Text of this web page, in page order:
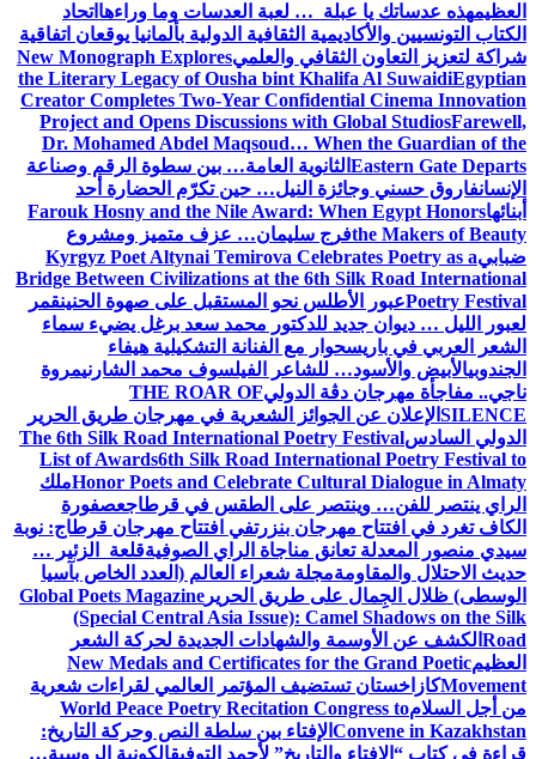
العظيمهذه عدساتك يا عبلة … لعبة العدسات وما وراءها اتحاد
الكتاب التونسيين والأكاديمية الثقافية الدولية بألمانيا يوقعان اتفاقية
شراكة لتعزيز التعاون الثقافي والعلميNew Monograph Explores
the Literary Legacy of Ousha bint Khalifa Al SuwaidiEgyptian
Creator Completes Two-Year Confidential Cinema Innovation
Project and Opens Discussions with Global StudiosFarewell,
Dr. Mohamed Abdel Maqsoud… When the Guardian of the
Eastern Gate Departs الثانوية العامة… بين سطوة الرقم وصناعة
الإنسانفاروق حسني وجائزة النيل… حين تكرّم الحضارة أحد
أبنائهاFarouk Hosny and the Nile Award: When Egypt Honors
the Makers of Beautyفرج سليمان… عزف متميز ومشروع
ضبابيKyrgyz Poet Altynai Temirova Celebrates Poetry as a
Bridge Between Civilizations at the 6th Silk Road International
Poetry Festivalعبور الأطلس نحو المستقبل على صهوة الحنينقمر
لعبور الليل … ديوان جديد للدكتور محمد سعد برغل يضيء سماء
الشعر العربي في باريسحوار مع الفنانة التشكيلية هيفاء
الجندوبيالأبيض والأسود… للشاعر الفيلسوف محمد الشارنيمروة
ناجي.. مفاجأة مهرجان دڨة الدوليTHE ROAR OF
SILENCE الإعلان عن الجوائز الشعرية في مهرجان طريق الحرير
الدولي السادسThe 6th Silk Road International Poetry Festival
List of Awards6th Silk Road International Poetry Festival to
Honor Poets and Celebrate Cultural Dialogue in Almatyملك
الراي ينتصر للفن… وينتصر على الطقس في قرطاجعصفورة
الكاف تغرد في افتتاح مهرجان بنزرتفي افتتاح مهرجان قرطاج: نوبة
سيدي منصور المعدلة تعانق مناجاة الراي الصوفيةقلعة الزئير …
حديث الاحتلال والمقاومةمجلة شعراء العالم (العدد الخاص بآسيا
الوسطى) ظلال الجِمال على طريق الحرير Global Poets Magazine
(Special Central Asia Issue): Camel Shadows on the Silk
Road الكشف عن الأوسمة والشهادات الجديدة لحركة الشعر
العظيمNew Medals and Certificates for the Grand Poetic
Movementكازاخستان تستضيف المؤتمر العالمي لقراءات شعرية
من أجل السلامWorld Peace Poetry Recitation Congress to
Convene in Kazakhstan الإفتاء بين سلطة النص وحركة التاريخ:
قراءة في كتاب “الإفتاء والتاريخ” لأحمد التوفيقالكونية الروسية…